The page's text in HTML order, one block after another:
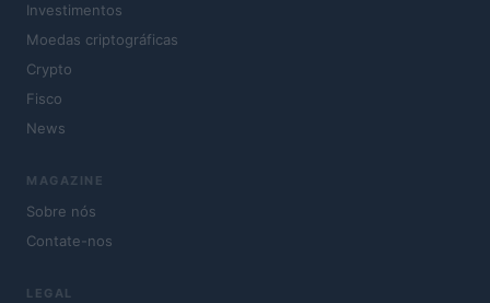
Investimentos
Moedas criptográficas
Crypto
Fisco
News
MAGAZINE
Sobre nós
Contate-nos
LEGAL